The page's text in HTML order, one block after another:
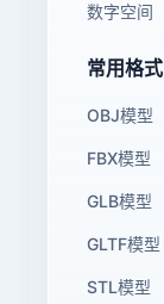
数字空间
常用格式
OBJ模型
FBX模型
GLB模型
GLTF模型
STL模型